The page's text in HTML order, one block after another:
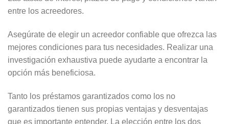
entre los acreedores.
Asegúrate de elegir un acreedor confiable que ofrezca las
mejores condiciones para tus necesidades. Realizar una
investigación exhaustiva puede ayudarte a encontrar la
opción más beneficiosa.
Tanto los préstamos garantizados como los no
garantizados tienen sus propias ventajas y desventajas
que es importante entender. La elección entre los dos